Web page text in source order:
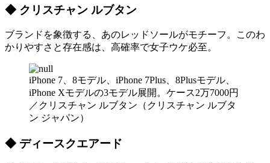
◆ クリスチャン ルブタン
ブランドを象徴する、あのレッドソールがモチーフ。このわ
かりやすさと存在感は、高確率で女子ウケ必至。
iPhone 7、8モデル、iPhone 7Plus、8Plusモデル、
iPhone Xモデルの3モデル展開。ケース2万7000円
／クリスチャン ルブタン（クリスチャン ルブタ
ン ジャパン）
◆ ディースクエアード